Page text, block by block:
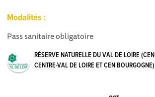
Modalités :
Pass sanitaire obligatoire
RÉSERVE NATURELLE DU VAL DE LOIRE (CEN
CENTRE-VAL DE LOIRE ET CEN BOURGOGNE)